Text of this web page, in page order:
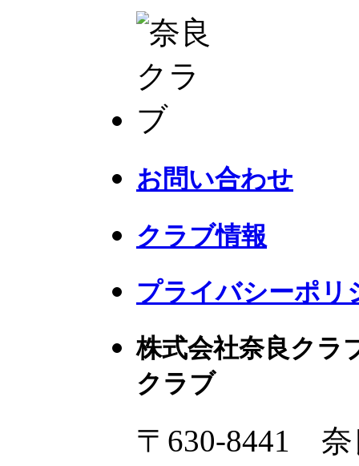
お問い合わせ
クラブ情報
プライバシーポリ
株式会社奈良ク
クラブ
〒630-8441